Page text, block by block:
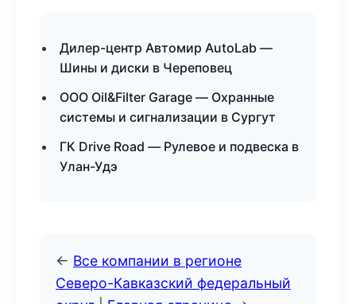
Дилер-центр Автомир AutoLab —
Шины и диски в Череповец
ООО Oil&Filter Garage — Охранные
системы и сигнализации в Сургут
ГК Drive Road — Рулевое и подвеска в
Улан-Удэ
← Все компании в регионе
Северо-Кавказский федеральный